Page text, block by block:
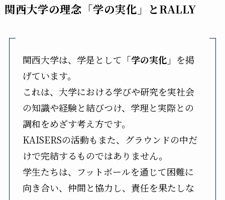
関西大学の理念「学の実化」とRALLY
関西大学は、学是として 「学の実化」 を掲
げています。
これは、大学における学びや研究を実社会
の知識や経験と結びつけ、学理と実際との
調和をめざす考え方です。
KAISERSの活動もまた、グラウンドの中だ
けで完結するものではありません。
学生たちは、フットボールを通じて困難に
向き合い、仲間と協力し、責任を果たしな